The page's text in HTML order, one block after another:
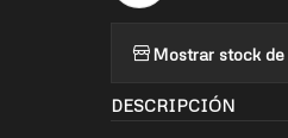
Mostrar stock
DESCRIPCIÓN